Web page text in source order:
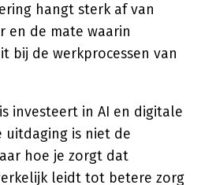
hangt sterk af van
en de mate waarin
bij de werkprocessen van
investeert in AI en digitale
uitdaging is niet de
hoe je zorgt dat
leidt tot betere zorg